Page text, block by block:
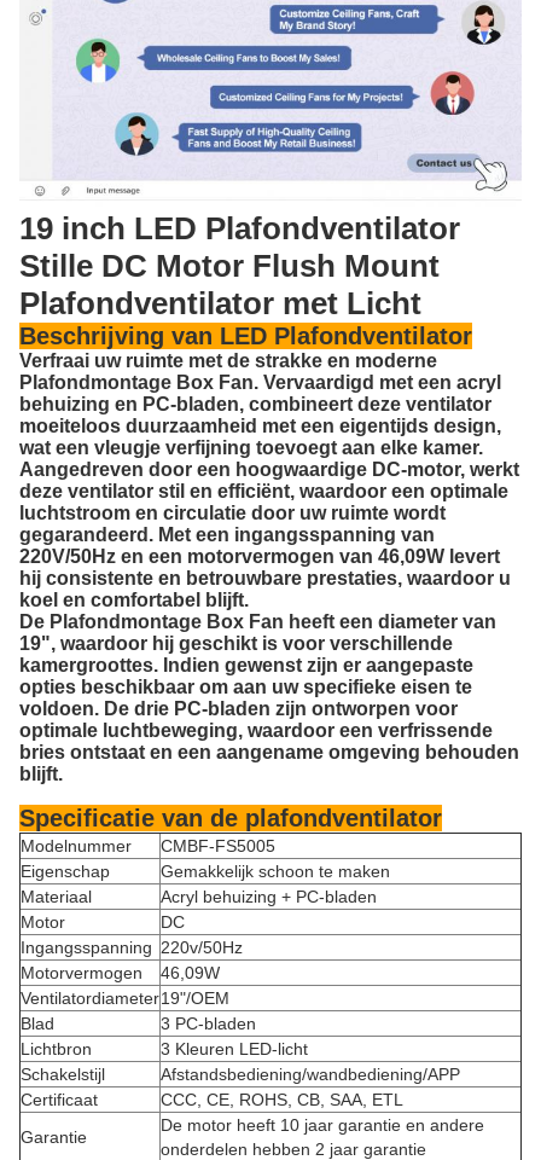
19 inch LED Plafondventilator
Stille DC Motor Flush Mount
Plafondventilator met Licht
Beschrijving van LED Plafondventilator
Verfraai uw ruimte met de strakke en moderne
Plafondmontage Box Fan. Vervaardigd met een acryl
behuizing en PC-bladen, combineert deze ventilator
moeiteloos duurzaamheid met een eigentijds design,
wat een vleugje verfijning toevoegt aan elke kamer.
Aangedreven door een hoogwaardige DC-motor, werkt
deze ventilator stil en efficiënt, waardoor een optimale
luchtstroom en circulatie door uw ruimte wordt
gegarandeerd. Met een ingangsspanning van
220V/50Hz en een motorvermogen van 46,09W levert
hij consistente en betrouwbare prestaties, waardoor u
koel en comfortabel blijft.
De Plafondmontage Box Fan heeft een diameter van
19", waardoor hij geschikt is voor verschillende
kamergroottes. Indien gewenst zijn er aangepaste
opties beschikbaar om aan uw specifieke eisen te
voldoen. De drie PC-bladen zijn ontworpen voor
optimale luchtbeweging, waardoor een verfrissende
bries ontstaat en een aangename omgeving behouden
blijft.
Specificatie van de plafondventilator
Modelnummer
CMBF-FS5005
Eigenschap
Gemakkelijk schoon te maken
Materiaal
Acryl behuizing + PC-bladen
Motor
DC
Ingangsspanning 220v/50Hz
Motorvermogen
46,09W
Ventilatordiameter19"/OEM
Blad
3 PC-bladen
Lichtbron
3 Kleuren LED-licht
Schakelstijl
Afstandsbediening/wandbediening/APP
Certificaat
CCC, CE, ROHS, CB, SAA, ETL
Garantie
De motor heeft 10 jaar garantie en andere
onderdelen hebben 2 jaar garantie